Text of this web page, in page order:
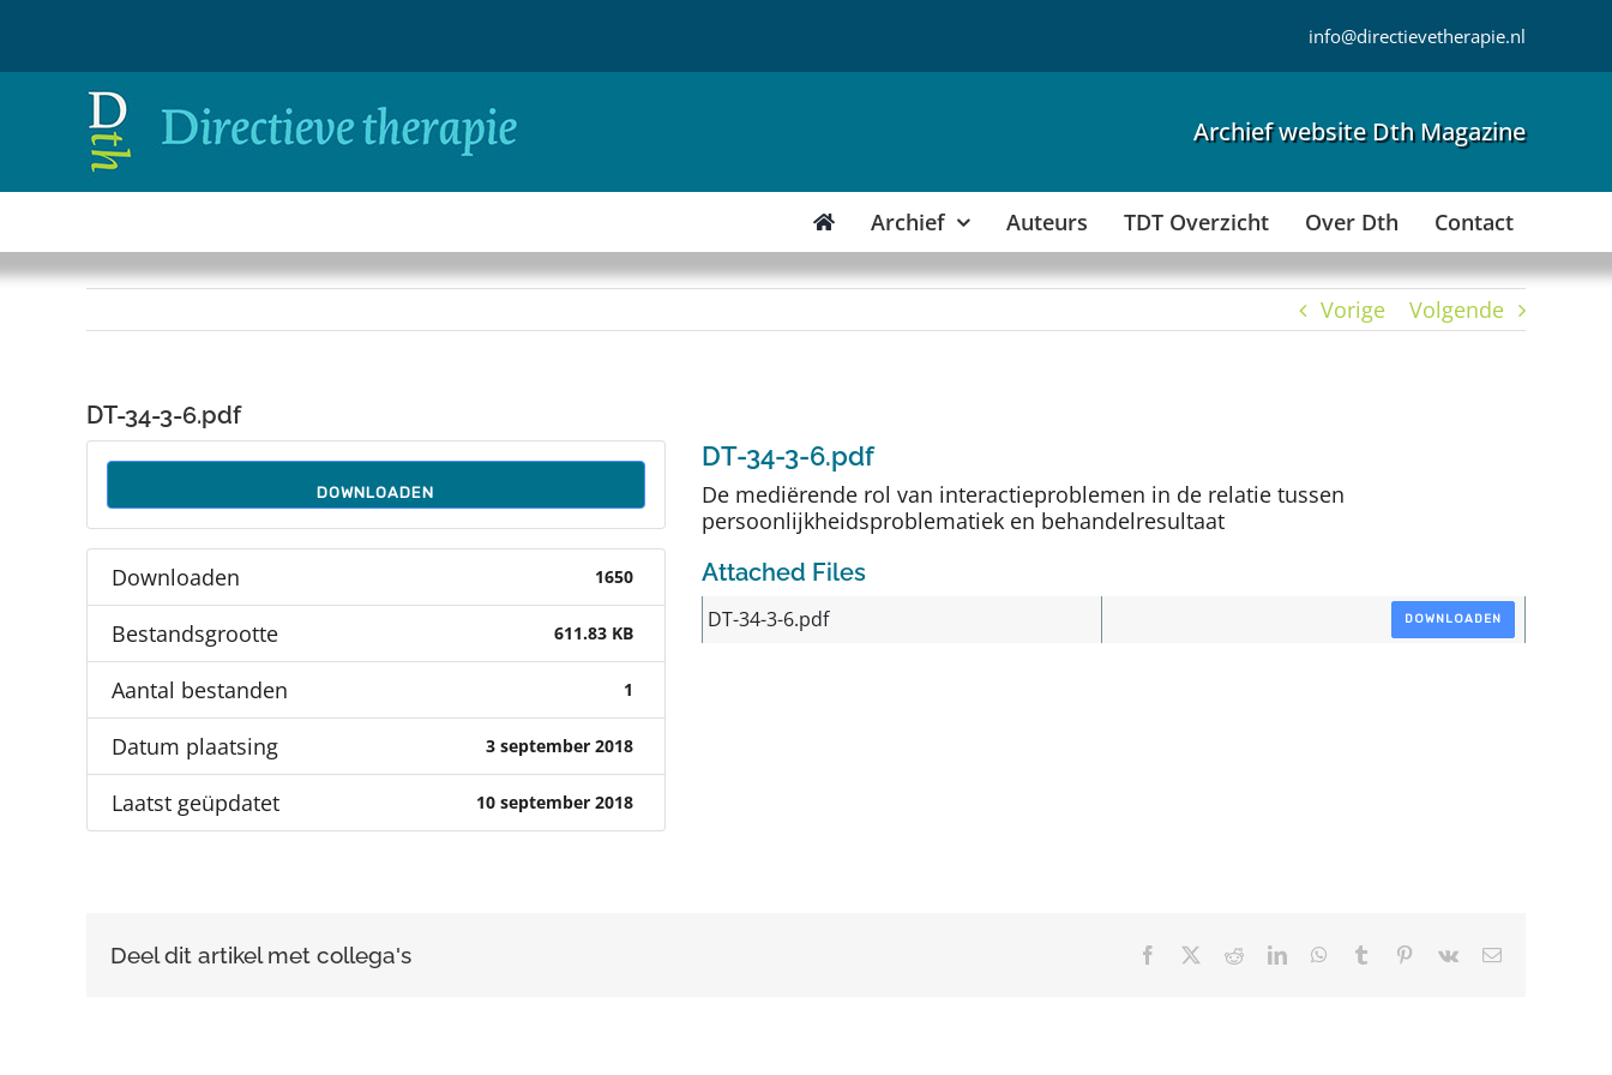
inhoud
info@directievetherapie.nl
Archief website Dth Magazine
Archief Auteurs TDT Overzicht Over Dth Contact
Vorige Volgende
DT-34-3-6.pdf
DOWNLOADEN
Downloaden 1650
Bestandsgrootte 611.83 KB
Aantal bestanden 1
Datum plaatsing 3 september 2018
Laatst geüpdatet 10 september 2018
DT-34-3-6.pdf
De mediërende rol van interactieproblemen in de relatie tussen
persoonlijkheidsproblematiek en behandelresultaat
Attached Files
DT-34-3-6.pdf DOWNLOADEN
Deel dit artikel met collega's Facebook RedditLinkedInWhatsApp
Tumblr Pinterest
Vk
E-